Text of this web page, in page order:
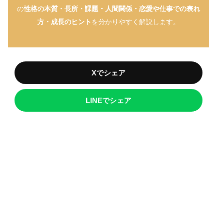
の性格の本質・長所・課題・人間関係・恋愛や仕事での表れ
方・成長のヒント を分かりやすく解説します。
Xでシェア
LINEでシェア